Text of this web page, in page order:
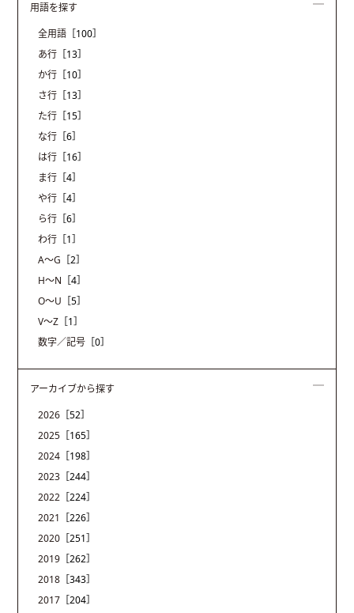
用語を探す
全用語 ［100］
あ行 ［13］
か行 ［10］
さ行 ［13］
た行 ［15］
な行 ［6］
は行 ［16］
ま行 ［4］
や行 ［4］
ら行 ［6］
わ行 ［1］
A〜G ［2］
H〜N ［4］
O〜U ［5］
V〜Z ［1］
数字／記号 ［0］
アーカイブから探す
2026 ［52］
2025 ［165］
2024 ［198］
2023 ［244］
2022 ［224］
2021
［226］
2020 ［251］
2019 ［262］
2018 ［343］
2017 ［204］